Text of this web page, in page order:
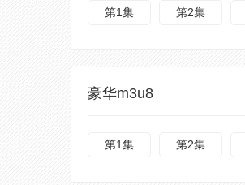
第1集 第2集
豪华m3u8
第1集 第2集